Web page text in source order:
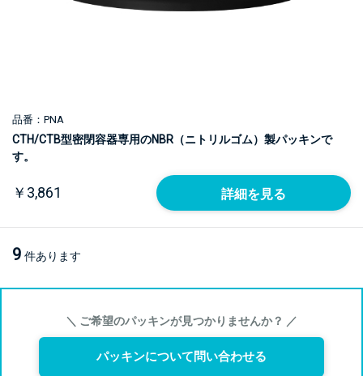
品番：PNA
CTH/CTB型密閉容器専用のNBR（ニトリルゴム）製パッキンで
す。
￥3,861 詳細を見る
9 件あります
＼ ご希望のパッキンが見つかりませんか？ ／
パッキンについて問い合わせる